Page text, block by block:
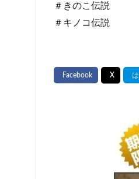
＃きのこ伝説
＃キノコ伝説